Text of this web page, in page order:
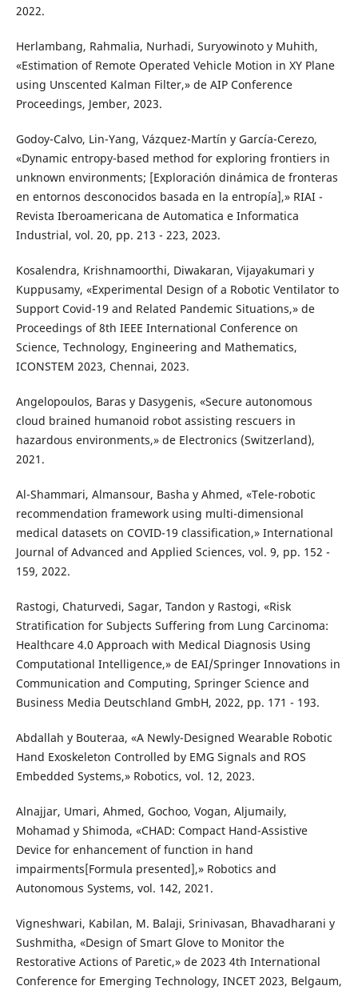
2022.
Herlambang, Rahmalia, Nurhadi, Suryowinoto y Muhith,
«Estimation of Remote Operated Vehicle Motion in XY Plane
using Unscented Kalman Filter,» de AIP Conference
Proceedings, Jember, 2023.
Godoy-Calvo, Lin-Yang, Vázquez-Martín y García-Cerezo,
«Dynamic entropy-based method for exploring frontiers in
unknown environments; [Exploración dinámica de fronteras
en entornos desconocidos basada en la entropía],» RIAI -
Revista Iberoamericana de Automatica e Informatica
Industrial, vol. 20, pp. 213 - 223, 2023.
Kosalendra, Krishnamoorthi, Diwakaran, Vijayakumari y
Kuppusamy, «Experimental Design of a Robotic Ventilator to
Support Covid-19 and Related Pandemic Situations,» de
Proceedings of 8th IEEE International Conference on
Science, Technology, Engineering and Mathematics,
ICONSTEM 2023, Chennai, 2023.
Angelopoulos, Baras y Dasygenis, «Secure autonomous
cloud brained humanoid robot assisting rescuers in
hazardous environments,» de Electronics (Switzerland),
2021.
Al-Shammari, Almansour, Basha y Ahmed, «Tele-robotic
recommendation framework using multi-dimensional
medical datasets on COVID-19 classification,» International
Journal of Advanced and Applied Sciences, vol. 9, pp. 152 -
159, 2022.
Rastogi, Chaturvedi, Sagar, Tandon y Rastogi, «Risk
Stratification for Subjects Suffering from Lung Carcinoma:
Healthcare 4.0 Approach with Medical Diagnosis Using
Computational Intelligence,» de EAI/Springer Innovations in
Communication and Computing, Springer Science and
Business Media Deutschland GmbH, 2022, pp. 171 - 193.
Abdallah y Bouteraa, «A Newly-Designed Wearable Robotic
Hand Exoskeleton Controlled by EMG Signals and ROS
Embedded Systems,» Robotics, vol. 12, 2023.
Alnajjar, Umari, Ahmed, Gochoo, Vogan, Aljumaily,
Mohamad y Shimoda, «CHAD: Compact Hand-Assistive
Device for enhancement of function in hand
impairments[Formula presented],» Robotics and
Autonomous Systems, vol. 142, 2021.
Vigneshwari, Kabilan, M. Balaji, Srinivasan, Bhavadharani y
Sushmitha, «Design of Smart Glove to Monitor the
Restorative Actions of Paretic,» de 2023 4th International
Conference for Emerging Technology, INCET 2023, Belgaum,